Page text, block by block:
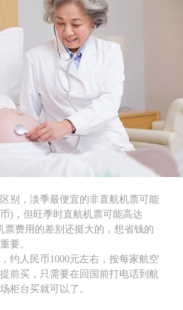
别，淡季最便宜的非直航机票可能
)，但旺季时直航机票可能高达
票费用的差别还挺大的，想省钱的
要。
约人民币1000元左右，按每家航空
前买，只需要在回国前打电话到航
柜台买就可以了。
关于美福嘉儿